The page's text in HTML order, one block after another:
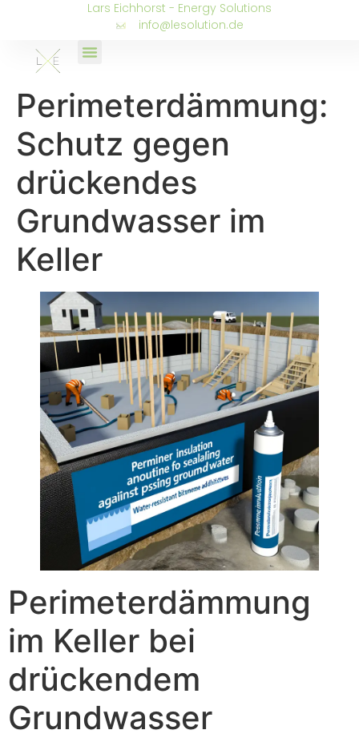
Lars Eichhorst - Energy Solutions
info@lesolution.de
Perimeterdämmung:
Schutz gegen
drückendes
Grundwasser im
Keller
Perimeterdämmung
im Keller bei
drückendem
Grundwasser